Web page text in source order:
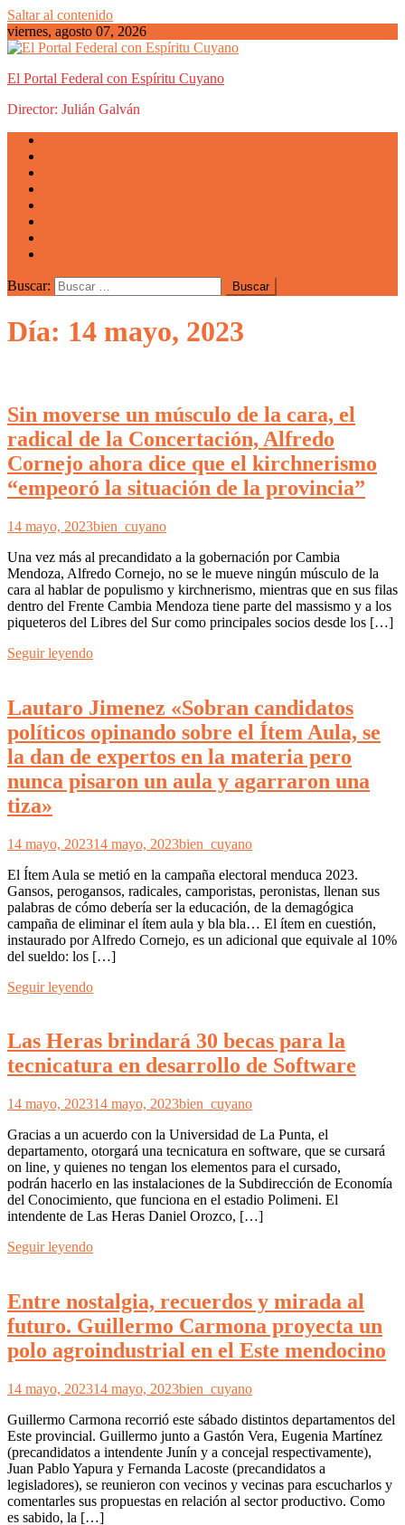
Saltar al contenido
viernes, agosto 07, 2026
El Portal Federal con Espíritu Cuyano
Director: Julián Galván
Buscar:
Día: 14 mayo, 2023
Sin moverse un músculo de la cara, el
radical de la Concertación, Alfredo
Cornejo ahora dice que el kirchnerismo
“empeoró la situación de la provincia”
14 mayo, 2023bien_cuyano
Una vez más al precandidato a la gobernación por Cambia
Mendoza, Alfredo Cornejo, no se le mueve ningún músculo de la
cara al hablar de populismo y kirchnerismo, mientras que en sus filas
dentro del Frente Cambia Mendoza tiene parte del massismo y a los
piqueteros del Libres del Sur como principales socios desde los […]
Seguir leyendo
Lautaro Jimenez «Sobran candidatos
políticos opinando sobre el Ítem Aula, se
la dan de expertos en la materia pero
nunca pisaron un aula y agarraron una
tiza»
14 mayo, 202314 mayo, 2023bien_cuyano
El Ítem Aula se metió en la campaña electoral menduca 2023.
Gansos, perogansos, radicales, camporistas, peronistas, llenan sus
palabras de cómo debería ser la educación, de la demagógica
campaña de eliminar el ítem aula y bla bla… El ítem en cuestión,
instaurado por Alfredo Cornejo, es un adicional que equivale al 10%
del sueldo: los […]
Seguir leyendo
Las Heras brindará 30 becas para la
tecnicatura en desarrollo de Software
14 mayo, 202314 mayo, 2023bien_cuyano
Gracias a un acuerdo con la Universidad de La Punta, el
departamento, otorgará una tecnicatura en software, que se cursará
on line, y quienes no tengan los elementos para el cursado,
podrán hacerlo en las instalaciones de la Subdirección de Economía
del Conocimiento, que funciona en el estadio Polimeni. El
intendente de Las Heras Daniel Orozco, […]
Seguir leyendo
Entre nostalgia, recuerdos y mirada al
futuro. Guillermo Carmona proyecta un
polo agroindustrial en el Este mendocino
14 mayo, 202314 mayo, 2023bien_cuyano
Guillermo Carmona recorrió este sábado distintos departamentos del
Este provincial. Guillermo junto a Gastón Vera, Eugenia Martínez
(precandidatos a intendente Junín y a concejal respectivamente),
Juan Pablo Yapura y Fernanda Lacoste (precandidatos a
legisladores), se reunieron con vecinos y vecinas para escucharlos y
comentarles sus propuestas en relación al sector productivo. Como
es sabido, la […]